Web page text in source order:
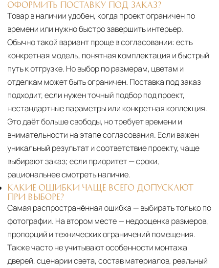
ОФОРМИТЬ ПОСТАВКУ ПОД ЗАКАЗ?
Товар в наличии удобен, когда проект ограничен по
времени или нужно быстро завершить интерьер.
Обычно такой вариант проще в согласовании: есть
конкретная модель, понятная комплектация и быстрый
путь к отгрузке. Но выбор по размерам, цветам и
отделкам может быть ограничен. Поставка под заказ
подходит, если нужен точный подбор под проект,
нестандартные параметры или конкретная коллекция.
Это даёт больше свободы, но требует времени и
внимательности на этапе согласования. Если важен
уникальный результат и соответствие проекту, чаще
выбирают заказ; если приоритет — сроки,
рациональнее смотреть наличие.
КАКИЕ ОШИБКИ ЧАЩЕ ВСЕГО ДОПУСКАЮТ
ПРИ ВЫБОРЕ?
Самая распространённая ошибка — выбирать только по
фотографии. На втором месте — недооценка размеров,
пропорций и технических ограничений помещения.
Также часто не учитывают особенности монтажа
дверей, сценарии света, состав материалов, реальный